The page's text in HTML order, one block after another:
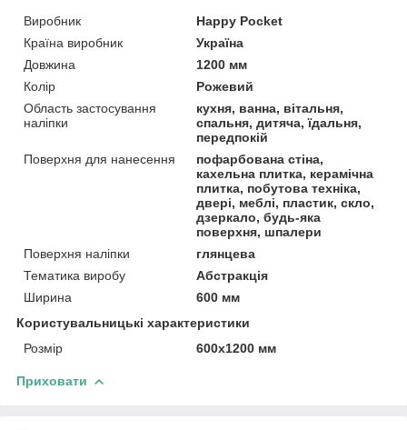
Виробник
Happy Pocket
Країна виробник
Україна
Довжина
1200 мм
Колір
Рожевий
Область застосування
наліпки
кухня, ванна, вітальня,
спальня, дитяча, їдальня,
передпокій
Поверхня для нанесення
пофарбована стіна,
кахельна плитка, керамічна
плитка, побутова техніка,
двері, меблі, пластик, скло,
дзеркало, будь-яка
поверхня, шпалери
Поверхня наліпки
глянцева
Тематика виробу
Абстракція
Ширина
600 мм
Користувальницькі характеристики
Розмір
600х1200 мм
Приховати